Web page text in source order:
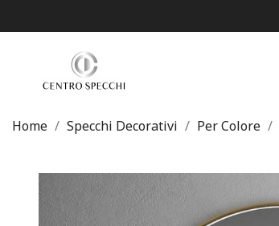
Home Specchi Decorativi Per Colore